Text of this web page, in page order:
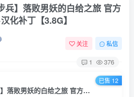
兵】落败男妖的白给之旅 官方
化补丁【3.8G】
关注 私信
1 376
【日式RPG/中文/步兵】落败男妖的白给之旅 官方中文版+邪恶补丁+汉化补丁【3.8G】
已售 12